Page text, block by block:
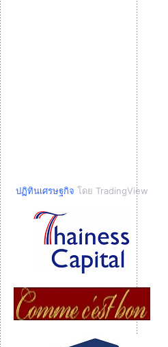
ปฏิทินเศรษฐกิจ โดย TradingView